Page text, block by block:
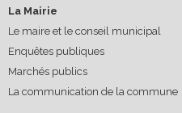
La Mairie
Le maire et le conseil municipal
Enquêtes publiques
Marchés publics
La communication de la commune